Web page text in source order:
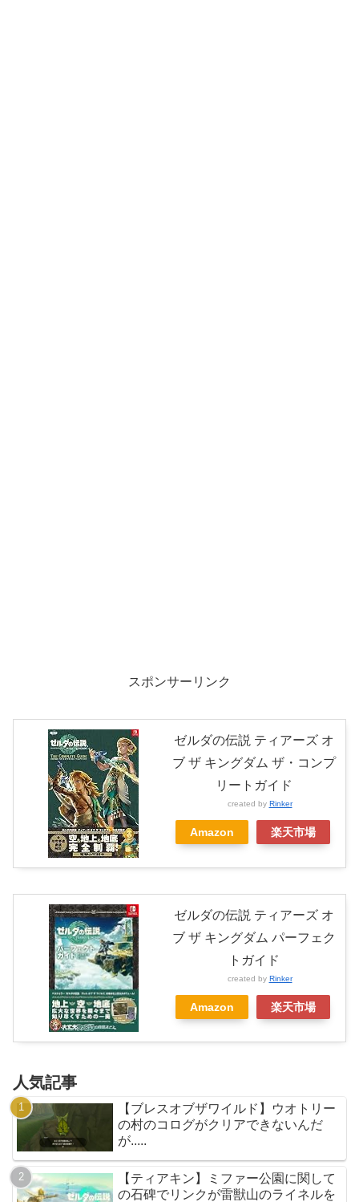
スポンサーリンク
ゼルダの伝説 ティアーズ オ
ブ ザ キングダム ザ・コンプ
リートガイド
created by Rinker
Amazon 楽天市場
ゼルダの伝説 ティアーズ オ
ブ ザ キングダム パーフェク
トガイド
created by Rinker
Amazon 楽天市場
人気記事
【ブレスオブザワイルド】ウオトリー
の村のコログがクリアできないんだ
が.....
【ティアキン】ミファー公園に関して
の石碑でリンクが雷獣山のライネルを